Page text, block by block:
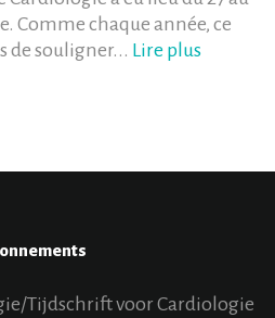
Comme chaque année, ce
de souligner... Lire plus
Tijdschrift voor Cardiologie